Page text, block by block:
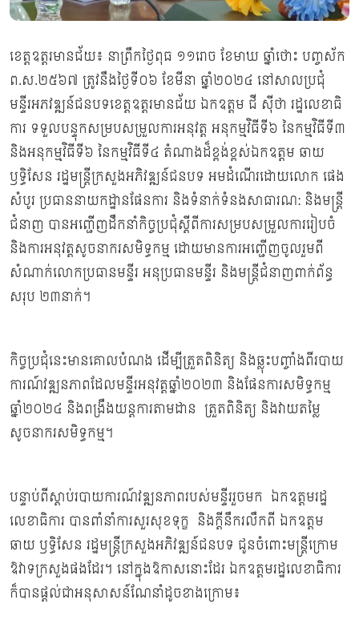
ខេត្តឧត្ដរមានជ័យ៖ នាព្រឹកថ្ងៃពុធ ១១រោច ខែមាឃ ឆ្នាំថោះ បញ្ចស័ក
ព.ស.២៥៦៧ ត្រូវនឹងថ្ងៃទី០៦ ខែមីនា ឆ្នាំ២០២៤ នៅសាលប្រជុំ
មន្ទីរអភវឌ្ឍន៍ជនបទខេត្តឧត្តរមានជ័យ ឯកឧត្ដម ជី ស៊ីថា រដ្ឋលេខាធិ
ការ ទទួលបន្ទុកសម្របសម្រួលការអនុវត្ត អនុកម្មវិធីទី៦ នៃកម្មវិធីទី៣
និងអនុកម្មវិធីទី៦ នៃកម្មវិធីទី៤ តំណាងដ៏ខ្ពង់ខ្ពស់ឯកឧត្តម ឆាយ
ឫទ្ធិសែន រដ្ឋមន្ត្រីក្រសួងអភិវឌ្ឍន៍ជនបទ អមដំណើរដោយលោក ផេង
សំបូរ ប្រធាននាយកដ្ឋានផែនការ និងទំនាក់ទំនងសាធារណ: និងមន្ត្រី
ជំនាញ បានអញ្ជើញដឹកនាំកិច្ចប្រជុំស្ដីពីការសម្របសម្រួលការរៀបចំ
និងការអនុវត្តសូចនាករសមិទ្ធកម្ម ដោយមានការអញ្ជើញចូលរួមពី
សំណាក់លោកប្រធានមន្ទីរ អនុប្រធានមន្ទីរ និងមន្ត្រីជំនាញពាក់ព័ន្ធ
សរុប ២៣នាក់។
កិច្ចប្រជុំនេះមានគោលបំណង ដើម្បីត្រួតពិនិត្យ និងឆ្លុះបញ្ចាំងពីរបាយ
ការណ៍វឌ្ឍនភាពដែលមន្ទីរអនុវត្តឆ្នាំ២០២៣ និងផែនការសមិទ្ធកម្ម
ឆ្នាំ២០២៤ និងពង្រឹងយន្តការតាមដាន ត្រួតពិនិត្យ និងវាយតម្លៃ
សូចនាករសមិទ្ធកម្ម។
បន្ទាប់ពីស្ដាប់របាយការណ៍វឌ្ឍនភាពរបស់មន្ទីររួចមក ឯកឧត្ដមរដ្ឋ
លេខាធិការ បានពាំនាំការសួរសុខទុក្ខ និងក្តីនឹករលឹកពី ឯកឧត្ដម
ឆាយ ឫទ្ធិសែន រដ្ឋមន្ត្រីក្រសួងអភិវឌ្ឍន៍ជនបទ ជូនចំពោះមន្ត្រីក្រោម
ឱវាទក្រសួងផងដែរ។ នៅក្នុងឱកាសនោះដែរ ឯកឧត្ដមរដ្ឋលេខាធិការ
ក៏បានផ្ដល់ជាអនុសាសន៍ណែនាំដូចខាងក្រោម៖